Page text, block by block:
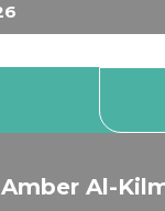
Amber Al-